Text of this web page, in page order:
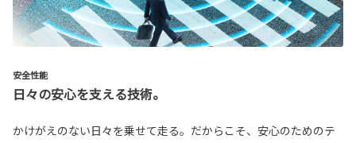
安全性能
日々の安心を支える技術。
かけがえのない日々を乗せて走る。だからこそ、安心のためのテ